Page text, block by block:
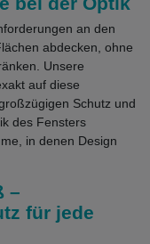
an den
abdecken, ohne
Unsere
auf diese
Schutz und
des Fensters
in denen Design
–
für jede